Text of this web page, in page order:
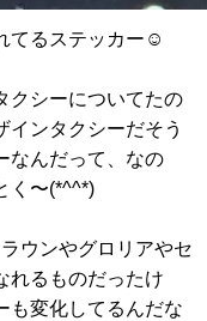
てるステッカー☺️
クシーについてたの
インタクシーだそう
なんだって、なの
く〜(*^^*)
ウンやグロリアやセ
れるものだったけ
も変化してるんだな